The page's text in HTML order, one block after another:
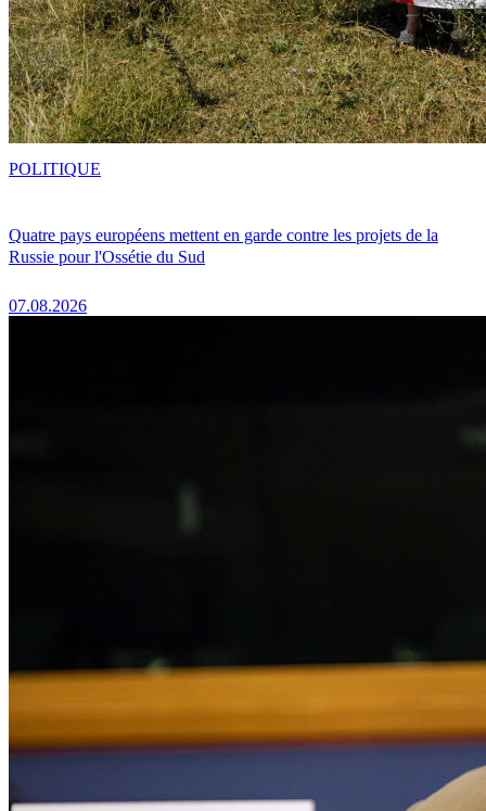
Quatre pays européens mettent en garde contre les projets de la
Russie pour l'Ossétie du Sud
07.08.2026
POLITIQUE